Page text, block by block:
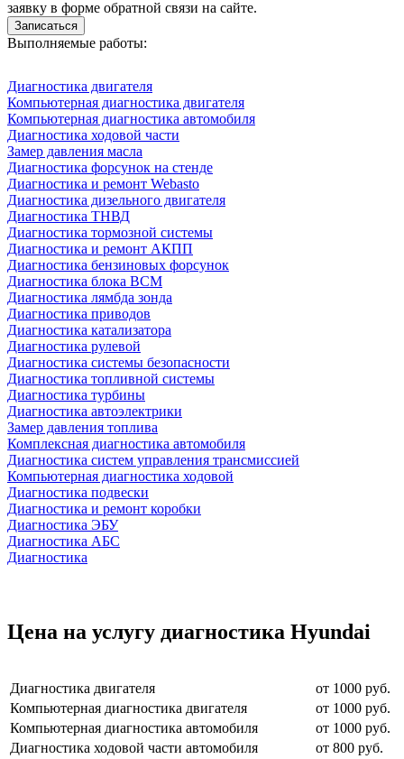
заявку в форме обратной связи на сайте.
Записаться
Выполняемые работы:
Диагностика двигателя
Компьютерная диагностика двигателя
Компьютерная диагностика автомобиля
Диагностика ходовой части
Замер давления масла
Диагностика форсунок на стенде
Диагностика и ремонт Webasto
Диагностика дизельного двигателя
Диагностика ТНВД
Диагностика тормозной системы
Диагностика и ремонт АКПП
Диагностика бензиновых форсунок
Диагностика блока BCM
Диагностика лямбда зонда
Диагностика приводов
Диагностика катализатора
Диагностика рулевой
Диагностика системы безопасности
Диагностика топливной системы
Диагностика турбины
Диагностика автоэлектрики
Замер давления топлива
Комплексная диагностика автомобиля
Диагностика систем управления трансмиссией
Компьютерная диагностика ходовой
Диагностика подвески
Диагностика и ремонт коробки
Диагностика ЭБУ
Диагностика АБС
Диагностика
Цена на услугу диагностика Hyundai
Диагностика двигателя
от 1000 руб.
Компьютерная диагностика двигателя
от 1000 руб.
Компьютерная диагностика автомобиля
от 1000 руб.
Диагностика ходовой части автомобиля
от 800 руб.